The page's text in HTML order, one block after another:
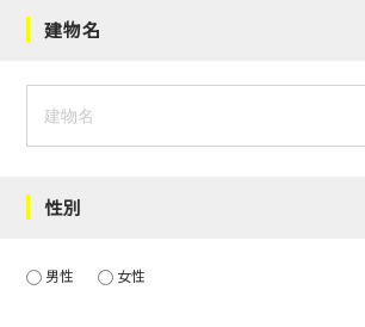
建物名
性別
男性 女性